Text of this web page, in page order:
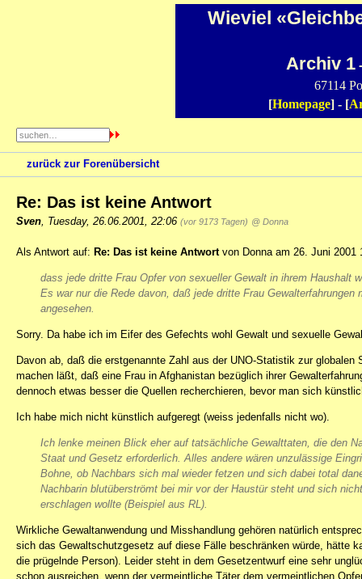
Wieviel
Archiv 1
67114
[Homepage] - [
zurück zur Forenübersicht
Re: Das ist keine Antwort
Sven Tuesday, 26.06.2001, 22:06 (vor 9173 Tagen) @ Donna
Als Antwort auf: Re: Das ist keine Antwortvon Donna am 26. Juni 2001
dass jede dritte Frau Opfer von sexueller Gewalt in ihrem Haushalt
Es war nur die Rede davon, daß jede dritte Frau
angesehen.
Sorry. Da habe ich im Eifer des Gefechts wohl Gewalt und sexuelle
Davon ab, daß die erstgenannte Zahl aus der UNO-Statistik zur
machen läßt, daß eine Frau in Afghanistan bezüglich ihrer
dennoch etwas besser die Quellen recherchieren, bevor man sich
Ich habe mich nicht künstlich aufgeregt (weiss jedenfalls nicht wo).
Ich lenke meinen Blick eher auf tatsächliche Gewalttaten, die den
Staat und Gesetz erforderlich. Alles andere wären unzulässige
Bohne, ob Nachbars sich mal wieder fetzen und sich dabei total
Nachbarin blutüberströmt bei mir vor der Haustür steht und sich
erschlagen wollte (Beispiel aus RL).
Wirkliche Gewaltanwendung und Misshandlung gehören natürlich
sich das Gewaltschutzgesetz auf diese Fälle beschränken würde, hätte
die prügelnde Person). Leider steht in dem Gesetzentwurf eine sehr
schon ausreichen, wenn der vermeintliche Täter dem vermeintlichen